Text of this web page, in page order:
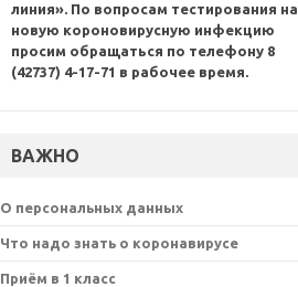
линия». По вопросам тестирования на
новую короновирусную инфекцию
просим обращаться по телефону 8
(42737) 4-17-71 в рабочее время.
ВАЖНО
О персональных данных
Что надо знать о коронавирусе
Приём в 1 класс